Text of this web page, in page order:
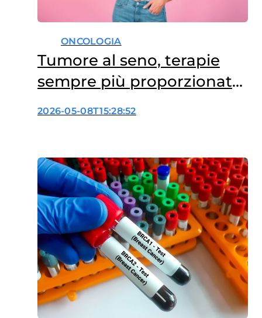
ONCOLOGIA
Tumore al seno, terapie
sempre più proporzionate
al rischio
2026-05-08T15:28:52